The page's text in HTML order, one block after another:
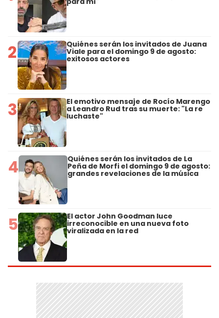
2 Quiénes serán los invitados de Juana
Viale para el domingo 9 de agosto:
exitosos actores
3 El emotivo mensaje de Rocío Marengo
a Leandro Rud tras su muerte: "La re
luchaste"
4 Quiénes serán los invitados de La
Peña de Morfi el domingo 9 de agosto:
grandes revelaciones de la música
5 El actor John Goodman luce
irreconocible en una nueva foto
viralizada en la red